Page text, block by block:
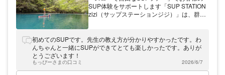
SUP体験をサポートします「SUP STATION
zizi（サップステーションジジ）」は、群馬
催しています。お客様のペースで自由に
SUPを楽しめるので、初心者やお子様連れ
など丁寧に説明しますので、安心してご参加
ください。
初めてのSUPです。先生の教え方が分かりやすかったです。わ
んちゃんと一緒にSUPができてとても楽しかったです。ありが
とうございます！
もっぴーさまの口コミ 2026/6/7